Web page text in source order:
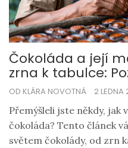
Čokoláda a její
zrna k tabulce:
čokoládového
OD KLÁRA NOVOTNÁ 2
Přemýšleli jste někdy, jak
čokoláda? Tento článek
světem čokolády, od zrn